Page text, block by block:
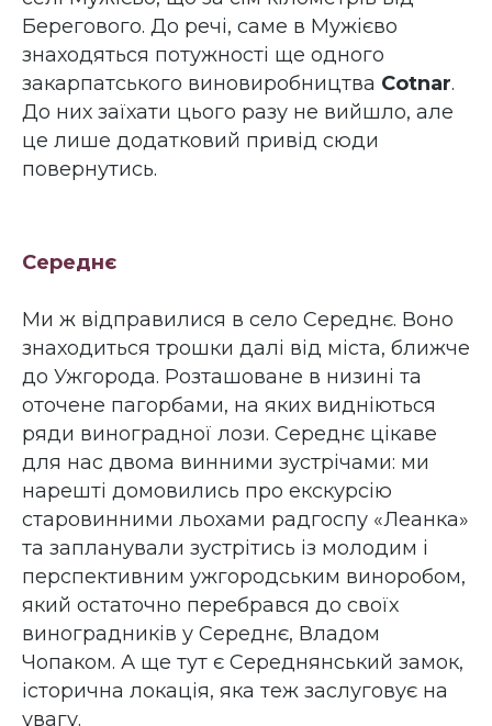
Берегового. До речі, саме в Мужієво
знаходяться потужності ще одного
закарпатського виновиробництва Cotnar.
До них заїхати цього разу не вийшло, але
це лише додатковий привід сюди
повернутись.
Середнє
Ми ж відправилися в село Середнє. Воно
знаходиться трошки далі від міста, ближче
до Ужгорода. Розташоване в низині та
оточене пагорбами, на яких видніються
ряди виноградної лози. Середнє цікаве
для нас двома винними зустрічами: ми
нарешті домовились про екскурсію
старовинними льохами радгоспу «Леанка»
та запланували зустрітись із молодим і
перспективним ужгородським виноробом,
який остаточно перебрався до своїх
виноградників у Середнє, Владом
Чопаком. А ще тут є Середнянський замок,
історична локація, яка теж заслуговує на
увагу.